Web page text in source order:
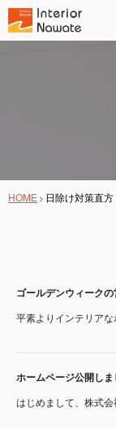
HOME 日除け対策直方
ゴールデンウィーク
平素よりインテリア
ホームページ公開しま
はじめまして、株式